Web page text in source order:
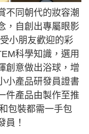
不同朝代的妝容潮
，自創出專屬眼影
小朋友歡迎的彩
科學知識，選用
創意做出浴球，增
小產品研發員證書
件產品由製作至推
包裝都需一手包
員！